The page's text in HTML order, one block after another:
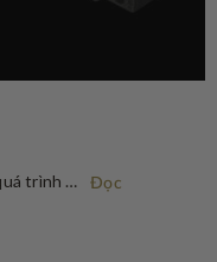
Với những ai vừa bắt đầu tìm hiểu về quá trình ghi âm, audio interface (thiết bị xử lý âm thanh) có vẻ là một thuật ngữ khó nhằn về mặt chuyên môn, nhưng thực ra, nó không đáng sợ đến vậy. Audio interface là một thiết bị cho phép… Đọc